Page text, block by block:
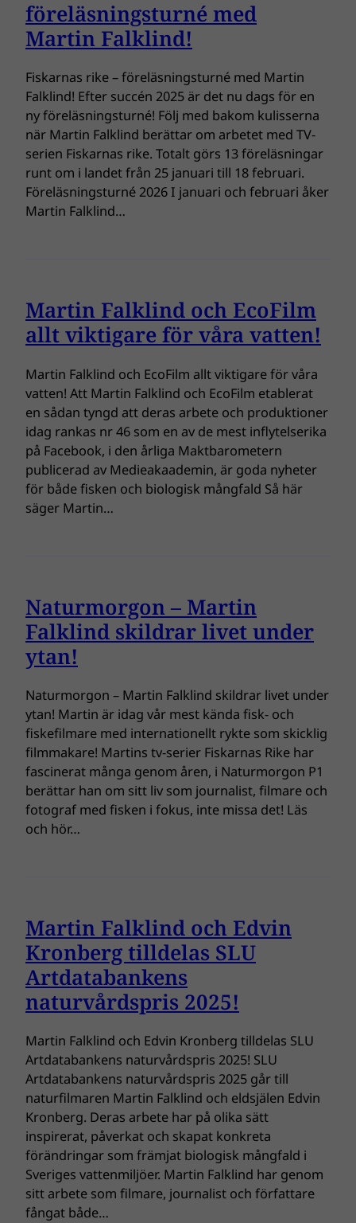
föreläsningsturné med
Martin Falklind!
Fiskarnas rike – föreläsningsturné med Martin
Falklind! Efter succén 2025 är det nu dags för en
ny föreläsningsturné! Följ med bakom kulisserna
när Martin Falklind berättar om arbetet med TV-
serien Fiskarnas rike. Totalt görs 13 föreläsningar
runt om i landet från 25 januari till 18 februari.
Föreläsningsturné 2026 I januari och februari åker
Martin Falklind…
Martin Falklind och EcoFilm
allt viktigare för våra vatten!
Martin Falklind och EcoFilm allt viktigare för våra
vatten! Att Martin Falklind och EcoFilm etablerat
en sådan tyngd att deras arbete och produktioner
idag rankas nr 46 som en av de mest inflytelserika
på Facebook, i den årliga Maktbarometern
publicerad av Medieakaademin, är goda nyheter
för både fisken och biologisk mångfald Så här
säger Martin…
Naturmorgon – Martin
Falklind skildrar livet under
ytan!
Naturmorgon – Martin Falklind skildrar livet under
ytan! Martin är idag vår mest kända fisk- och
fiskefilmare med internationellt rykte som skicklig
filmmakare! Martins tv-serier Fiskarnas Rike har
fascinerat många genom åren, i Naturmorgon P1
berättar han om sitt liv som journalist, filmare och
fotograf med fisken i fokus, inte missa det! Läs
och hör…
Martin Falklind och Edvin
Kronberg tilldelas SLU
Artdatabankens
naturvårdspris 2025!
Martin Falklind och Edvin Kronberg tilldelas SLU
Artdatabankens naturvårdspris 2025! SLU
Artdatabankens naturvårdspris 2025 går till
naturfilmaren Martin Falklind och eldsjälen Edvin
Kronberg. Deras arbete har på olika sätt
inspirerat, påverkat och skapat konkreta
förändringar som främjat biologisk mångfald i
Sveriges vattenmiljöer. Martin Falklind har genom
sitt arbete som filmare, journalist och författare
fångat både…